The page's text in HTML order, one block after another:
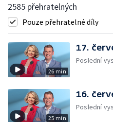
2585 přehratelných
Pouze přehratelné díly
26 min
17.
Poslední
25 min
16.
Poslední